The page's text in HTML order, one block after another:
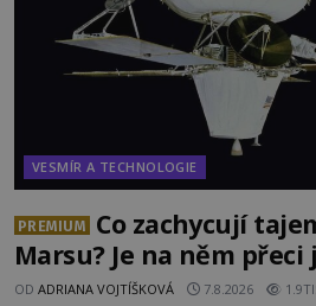
VESMÍR A TECHNOLOGIE
PREMIUM
Co zachycují
Marsu? Je na něm přeci
OD ADRIANA VOJTÍŠKOVÁ 7.8.2026